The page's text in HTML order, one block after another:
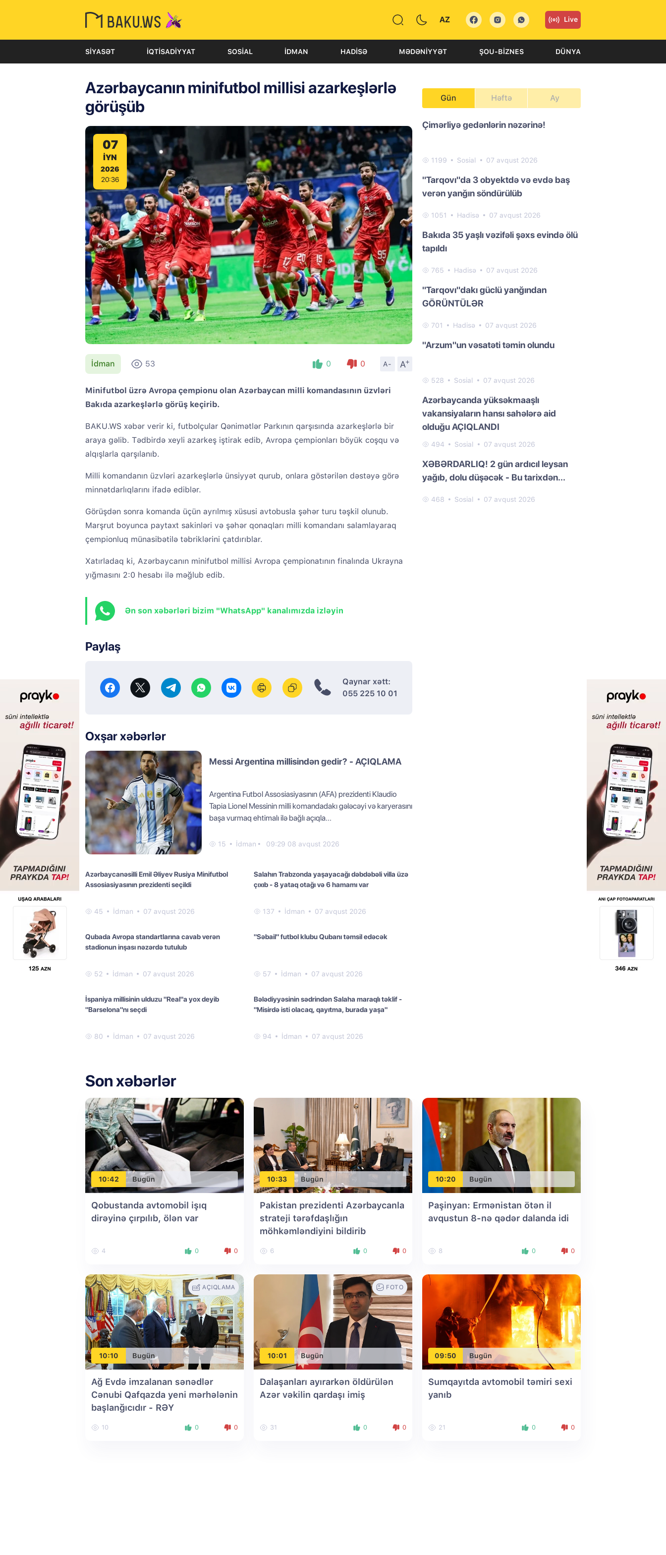
AZ Live
SIYASƏT İQTISADIYYAT SOSIAL İDMAN HADISƏ MƏDƏNIYYƏT ŞOU-BIZNES DÜNYA
Azərbaycanın minifutbol millisi azarkeşlərlə
görüşüb
07
IYN
2026
20:36
İdman 53 0 0 A- A
+
Minifutbol üzrə Avropa çempionu olan Azərbaycan milli komandasının üzvləri
Bakıda azarkeşlərlə görüş keçirib.
BAKU.WS xəbər verir ki, futbolçular Qənimətlər Parkının qarşısında azarkeşlərlə bir
araya gəlib. Tədbirdə xeyli azarkeş iştirak edib, Avropa çempionları böyük coşqu və
alqışlarla qarşılanıb.
Milli komandanın üzvləri azarkeşlərlə ünsiyyət qurub, onlara göstərilən dəstəyə görə
minnətdarlıqlarını ifadə ediblər.
Görüşdən sonra komanda üçün ayrılmış xüsusi avtobusla şəhər turu təşkil olunub.
Marşrut boyunca paytaxt sakinləri və şəhər qonaqları milli komandanı salamlayaraq
çempionluq münasibətilə təbriklərini çatdırıblar.
Xatırladaq ki, Azərbaycanın minifutbol millisi Avropa çempionatının finalında Ukrayna
yığmasını 2:0 hesabı ilə məğlub edib.
Ən son xəbərləri bizim "WhatsApp" kanalımızda izləyin
Paylaş
Qaynar xətt:
055 225 10 01
Oxşar xəbərlər
Messi Argentina millisindən gedir? - AÇIQLAMA
Argentina Futbol Assosiasiyasının (AFA) prezidenti Klaudio
Tapia Lionel Messinin milli komandadakı gələcəyi və karyerasını
başa vurmaq ehtimalı ilə bağlı açıqla...
15 İdman 09:29 08 avqust 2026
Azərbaycanəsilli Emil Əliyev Rusiya Minifutbol
Assosiasiyasının prezidenti seçildi
45 İdman 07 avqust 2026
Salahın Trabzonda yaşayacağı dəbdəbəli villa üzə
çıxıb - 8 yataq otağı və 6 hamamı var
137 İdman 07 avqust 2026
Qubada Avropa standartlarına cavab verən
stadionun inşası nəzərdə tutulub
52 İdman 07 avqust 2026
"Səbail" futbol klubu Qubanı təmsil edəcək
57 İdman 07 avqust 2026
İspaniya millisinin ulduzu "Real"a yox deyib
"Barselona"nı seçdi
80 İdman 07 avqust 2026
Bələdiyyəsinin sədrindən Salaha maraqlı təklif -
"Misirdə isti olacaq, qayıtma, burada yaşa"
94 İdman 07 avqust 2026
Gün Həftə Ay
Çimərliyə gedənlərin nəzərinə!
1199 Sosial 07 avqust 2026
"Tarqovı"da 3 obyektdə və evdə baş
verən yanğın söndürülüb
1051 Hadisə 07 avqust 2026
Bakıda 35 yaşlı vəzifəli şəxs evində ölü
tapıldı
765 Hadisə 07 avqust 2026
"Tarqovı"dakı güclü yanğından
GÖRÜNTÜLƏR
701 Hadisə 07 avqust 2026
"Arzum"un vəsatəti təmin olundu
528 Sosial 07 avqust 2026
Azərbaycanda yüksəkmaaşlı
vakansiyaların hansı sahələrə aid
olduğu AÇIQLANDI
494 Sosial 07 avqust 2026
XƏBƏRDARLIQ! 2 gün ardıcıl leysan
yağıb, dolu düşəcək - Bu tarixdən...
468 Sosial 07 avqust 2026
Son xəbərlər
10:42 Bugün
Qobustanda avtomobil işıq
dirəyinə çırpılıb, ölən var
4 0 0
10:33 Bugün
Pakistan prezidenti Azərbaycanla
strateji tərəfdaşlığın
möhkəmləndiyini bildirib
6 0 0
10:20 Bugün
Paşinyan: Ermənistan ötən il
avqustun 8-nə qədər dalanda idi
8 0 0
10:10 Bugün
AÇIQLAMA
Ağ Evdə imzalanan sənədlər
Cənubi Qafqazda yeni mərhələnin
başlanğıcıdır - RƏY
10 0 0
10:01 Bugün
FOTO
Dalaşanları ayırarkən öldürülən
Azər vəkilin qardaşı imiş
31 0 0
09:50 Bugün
Sumqayıtda avtomobil təmiri sexi
yanıb
21 0 0